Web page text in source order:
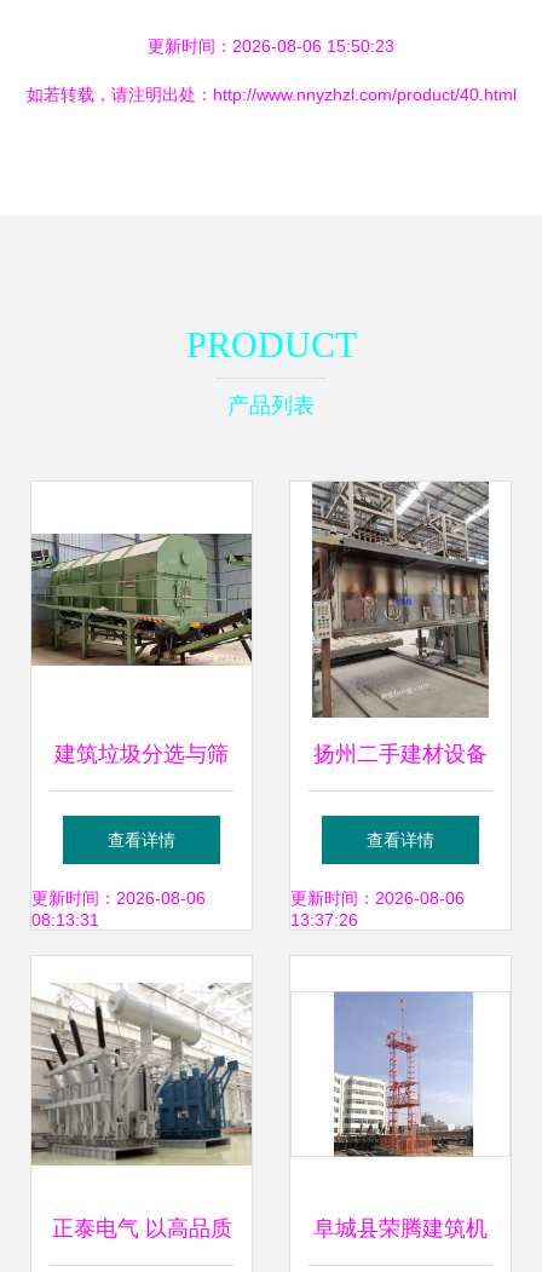
更新时间：2026-08-06 15:50:23
如若转载，请注明出处：http://www.nnyzhzl.com/product/40.html
PRODUCT
产品列表
建筑垃圾分选与筛
分设备 构筑绿色拆
建循环的关键
查看详情
更新时间：2026-08-06
08:13:31
扬州二手建材设备
市场全景 求购、回
收、供应与图片信
查看详情
更新时间：2026-08-06
13:37:26
正泰电气 以高品质 阜城县荣腾建筑机